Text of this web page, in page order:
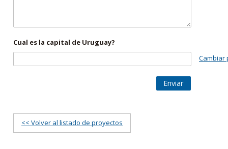
Cual es la capital de Uruguay?
Cambiar
Enviar
<< Volver al listado de proyectos